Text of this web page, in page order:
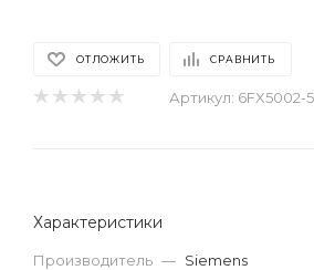
ОТЛОЖИТЬ СРАВНИТЬ
Артикул: 6FX5002-
Характеристики
Производитель — Siemens